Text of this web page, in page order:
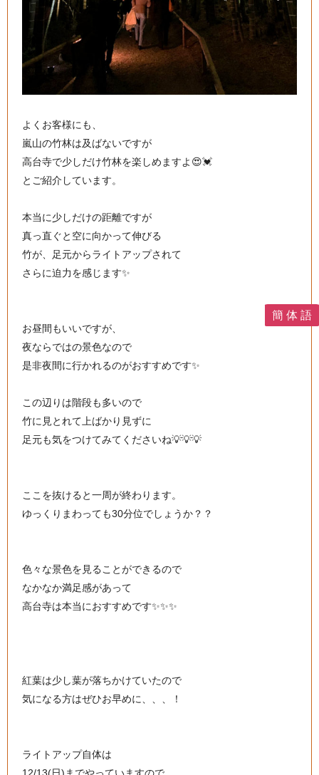
よくお客様にも、
嵐山の竹林は及ばないですが
高台寺で少しだけ竹林を楽しめますよ😍💓
とご紹介しています。
本当に少しだけの距離ですが
真っ直ぐと空に向かって伸びる
竹が、足元からライトアップされて
さらに迫力を感じます✨
お昼間もいいですが、
夜ならではの景色なので
是非夜間に行かれるのがおすすめです✨
この辺りは階段も多いので
竹に見とれて上ばかり見ずに
足元も気をつけてみてくださいね💡💡💡
ここを抜けると一周が終わります。
ゆっくりまわっても30分位でしょうか？？
色々な景色を見ることができるので
なかなか満足感があって
高台寺は本当におすすめです✨✨✨
紅葉は少し葉が落ちかけていたので
気になる方はぜひお早めに、、、！
ライトアップ自体は
簡 体 語